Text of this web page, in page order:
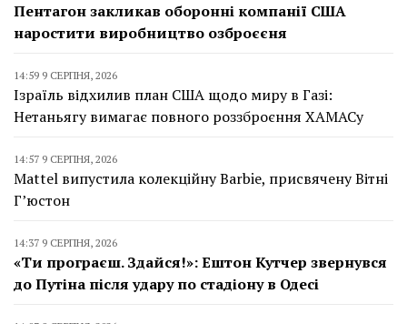
Пентагон закликав оборонні компанії США
наростити виробництво озброєєня
14:59 9 СЕРПНЯ, 2026
Ізраїль відхилив план США щодо миру в Газі:
Нетаньягу вимагає повного роззброєння ХАМАСу
14:57 9 СЕРПНЯ, 2026
Mattel випустила колекційну Barbie, присвячену Вітні
Г’юстон
14:37 9 СЕРПНЯ, 2026
«Ти програєш. Здайся!»: Ештон Кутчер звернувся
до Путіна після удару по стадіону в Одесі